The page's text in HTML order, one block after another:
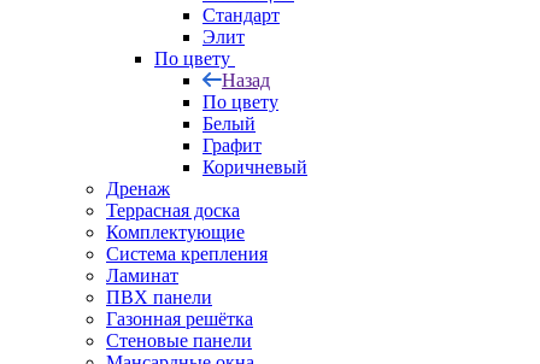
Стандарт
Элит
По цвету
Назад
По цвету
Белый
Графит
Коричневый
Дренаж
Террасная доска
Комплектующие
Система крепления
Ламинат
ПВХ панели
Газонная решётка
Стеновые панели